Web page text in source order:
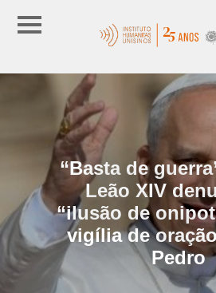
“Basta de
Leão XIV
“ilusão de
vigília de
Pedro